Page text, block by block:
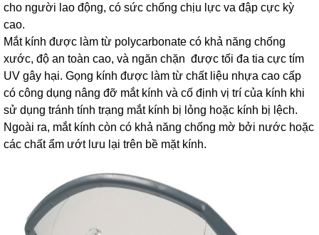
cho người lao động, có sức chống chịu lực va đập cực kỳ
cao.
Mắt kính được làm từ polycarbonate có khả năng chống
xước, độ an toàn cao, và ngăn chặn được tối đa tia cực tím
UV gây hại. Gọng kính được làm từ chất liệu nhựa cao cấp
có công dụng nâng đỡ mắt kính và cố định vị trí của kính khi
sử dụng tránh tính trạng mắt kính bị lỏng hoặc kính bị lệch.
Ngoài ra, mắt kính còn có khả năng chống mờ bởi nước hoặc
các chất ẩm ướt lưu lại trên bề mặt kính.